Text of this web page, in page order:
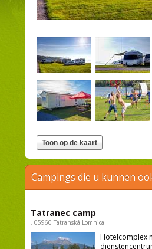
Campings die u kunnen
Tatranec camp
, 05960 Tatranská Lomnica
Hotelcomplex